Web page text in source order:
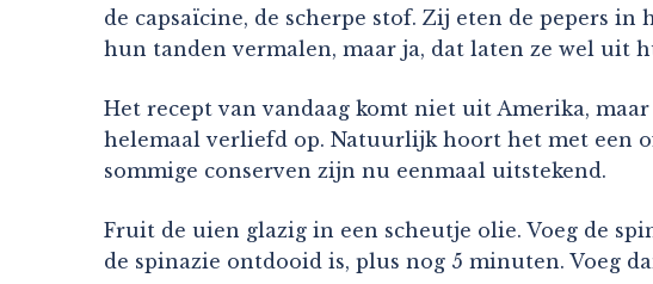
de capsaïcine, de scherpe stof. Zij eten de pepers
hun tanden vermalen, maar ja, dat laten ze wel uit
Het recept van vandaag komt niet uit Amerika,
helemaal verliefd op. Natuurlijk hoort het met een
sommige conserven zijn nu eenmaal uitstekend.
Fruit de uien glazig in een scheutje olie. Voeg de
de spinazie ontdooid is, plus nog 5 minuten. Voeg